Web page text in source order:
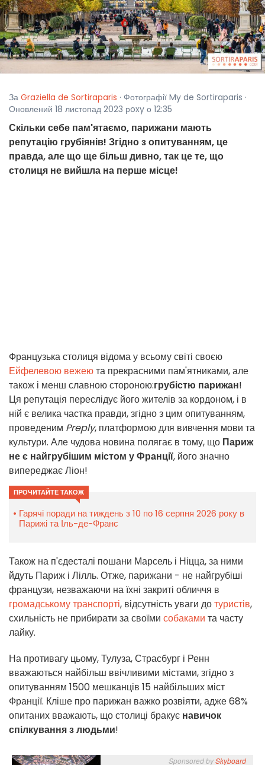
За Graziella de Sortiraparis · Фотографії My de Sortiraparis ·
Оновлений 18 листопад 2023 рoxy о 12:35
Скільки себе пам'ятаємо, парижани мають
репутацію грубіянів! Згідно з опитуванням, це
правда, але що ще більш дивно, так це те, що
столиця не вийшла на перше місце!
Французька столиця відома у всьому світі своєю
Ейфелевою вежеюта прекрасними пам'ятниками, але
також і менш славною стороною:грубістю парижан!
Ця репутація переслідує його жителів за кордоном, і в
ній є велика частка правди, згідно з цим опитуванням,
проведеним Preply, платформою для вивчення мови та
культури. Але чудова новина полягає в тому, що Париж
не є найгрубішим містом у Франції, його значно
випереджає Ліон!
ПРОЧИТАЙТЕ ТАКОЖ
Гарячі поради на тиждень з 10 по 16 серпня 2026 року в
Парижі та Іль-де-Франс
Також на п'єдесталі пошани Марсель і Ніцца, за ними
йдуть Париж і Лілль. Отже, парижани - не найгрубіші
французи, незважаючи на їхні закриті обличчя в
громадському транспорті, відсутність уваги дотуристів,
схильність не прибирати за своїми собаками та часту
лайку.
На противагу цьому, Тулуза, Страсбург і Ренн
вважаються найбільш ввічливими містами, згідно з
опитуванням 1500 мешканців 15 найбільших міст
Франції. Кліше про парижан важко розвіяти, адже 68%
опитаних вважають, що столиці бракує навичок
спілкування з людьми!